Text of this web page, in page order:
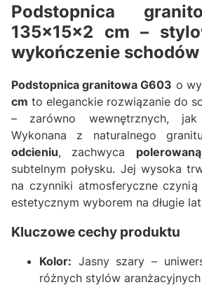
Podstopnica
135x15x2 cm –
wykończenie schodów
Podstopnica granitowa G603 o
cm to eleganckie rozwiązanie do
– zarówno wewnętrznych,
Wykonana z naturalnego
odcieniu, zachwyca
subtelnym połysku. Jej wysoka
na czynniki atmosferyczne
estetycznym wyborem na długie
Kluczowe cechy produktu
Kolor: Jasny szary –
różnych stylów aranżacyjnych